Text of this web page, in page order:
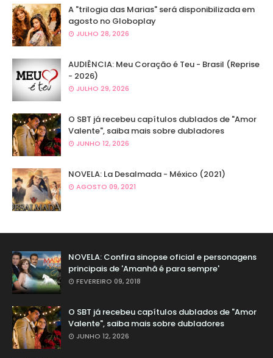
A "trilogia das Marias" será disponibilizada em
agosto no Globoplay
JULHO 28, 2026
AUDIÊNCIA: Meu Coração é Teu - Brasil (Reprise
- 2026)
JULHO 29, 2026
O SBT já recebeu capítulos dublados de "Amor
Valente", saiba mais sobre dubladores
JUNHO 12, 2026
NOVELA: La Desalmada - México (2021)
AGOSTO 09, 2021
NOVELA: Confira sinopse oficial e personagens
principais de 'Amanhã é para sempre'
FEVEREIRO 09, 2018
O SBT já recebeu capítulos dublados de "Amor
Valente", saiba mais sobre dubladores
JUNHO 12, 2026